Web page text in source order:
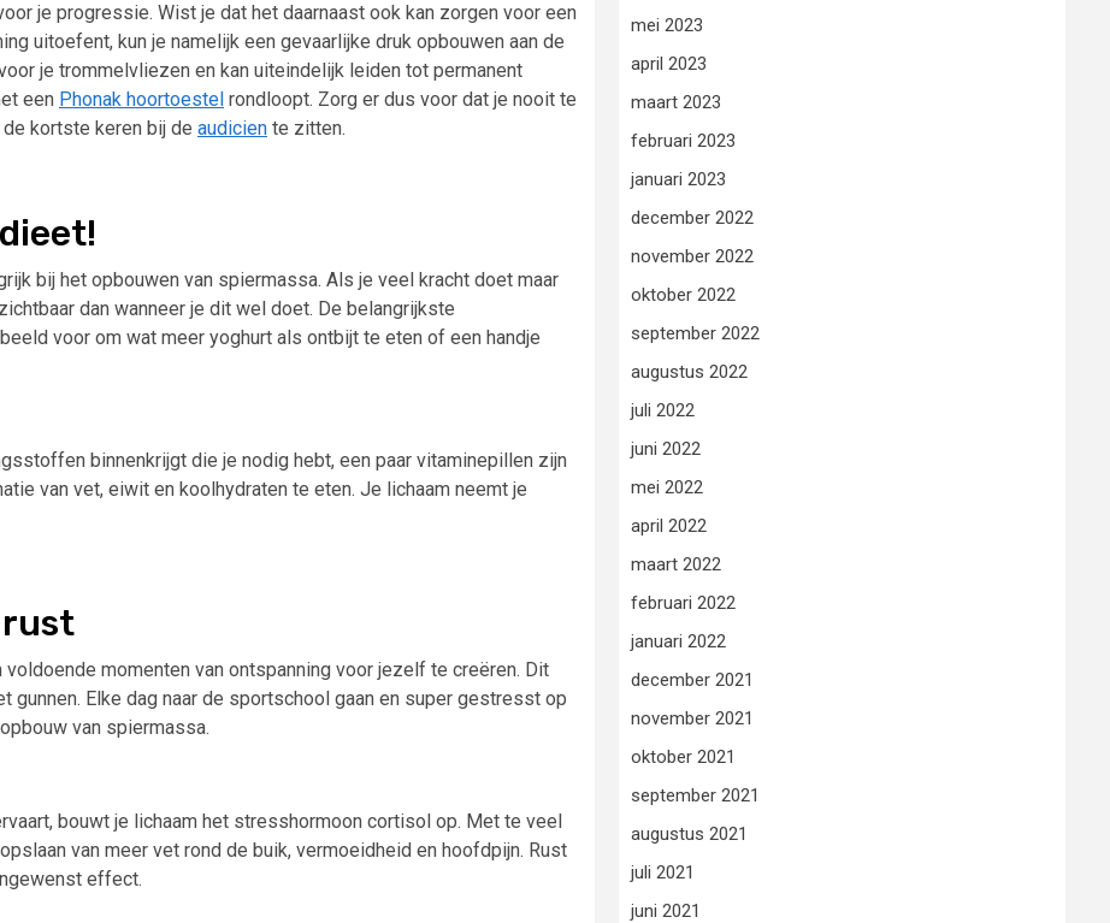
je progressie. Wist je dat het daarnaast ook kan zorgen voor een
uitoefent, kun je namelijk een gevaarlijke druk opbouwen aan de
je trommelvliezen en kan uiteindelijk leiden tot permanent
een Phonak hoortoestel rondloopt. Zorg er dus voor dat je nooit te
kortste keren bij de audicien te zitten.
bij het opbouwen van spiermassa. Als je veel kracht doet maar
dan wanneer je dit wel doet. De belangrijkste
voor om wat meer yoghurt als ontbijt te eten of een handje
binnenkrijgt die je nodig hebt, een paar vitaminepillen zijn
van vet, eiwit en koolhydraten te eten. Je lichaam neemt je
rust
momenten van ontspanning voor jezelf te creëren. Dit
gunnen. Elke dag naar de sportschool gaan en super gestresst op
van spiermassa.
bouwt je lichaam het stresshormoon cortisol op. Met te veel
van meer vet rond de buik, vermoeidheid en hoofdpijn. Rust
effect.
mei 2023
april 2023
maart 2023
februari 2023
januari 2023
december 2022
november 2022
oktober 2022
september 2022
augustus 2022
juli 2022
juni 2022
mei 2022
april 2022
maart 2022
februari 2022
januari 2022
december 2021
november 2021
oktober 2021
september 2021
augustus 2021
juli 2021
juni 2021